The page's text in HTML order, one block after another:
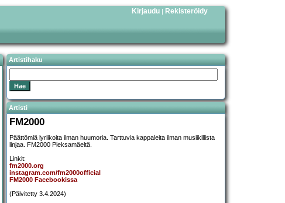
Kirjaudu | Rekisteröidy
Artistihaku
Artisti
FM2000
Päättömiä lyriikoita ilman huumoria. Tarttuvia kappaleita ilman musiikillista
linjaa. FM2000 Pieksamäeltä.
Linkit:
fm2000.org
instagram.com/fm2000official
FM2000 Facebookissa
(Päivitetty 3.4.2024)